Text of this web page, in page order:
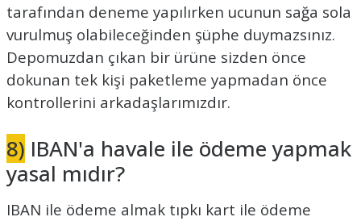
tarafından deneme yapılırken ucunun sağa sola
vurulmuş olabileceğinden şüphe duymazsınız.
Depomuzdan çıkan bir ürüne sizden önce
dokunan tek kişi paketleme yapmadan önce
kontrollerini arkadaşlarımızdır.
8) IBAN'a havale ile ödeme yapmak
yasal mıdır?
IBAN ile ödeme almak tıpkı kart ile ödeme